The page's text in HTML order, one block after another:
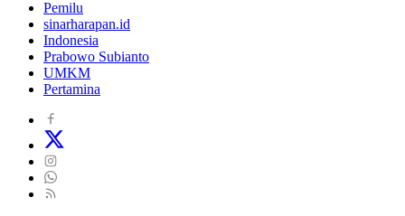
Pemilu
sinarharapan.id
Indonesia
Prabowo Subianto
UMKM
Pertamina